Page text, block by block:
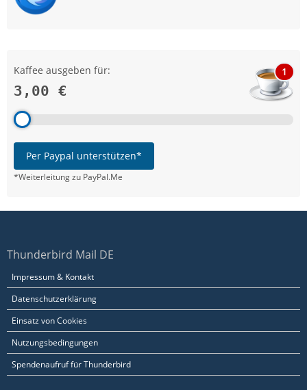
Kaffee ausgeben für:
3,00 €
1
Per Paypal unterstützen*
*Weiterleitung zu PayPal.Me
Thunderbird Mail DE
Impressum & Kontakt
Datenschutzerklärung
Einsatz von Cookies
Nutzungsbedingungen
Spendenaufruf für Thunderbird